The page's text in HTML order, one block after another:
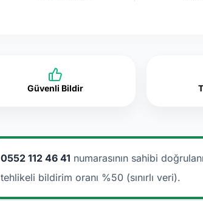
Güvenli Bildir
0552 112 46 41 numarasının sahibi
tehlikeli bildirim oranı %50 (sınırlı veri).